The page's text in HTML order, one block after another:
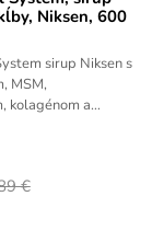
Niksen, 600
sirup Niksen s
MSM,
kolagénom a
a kĺbov.
€